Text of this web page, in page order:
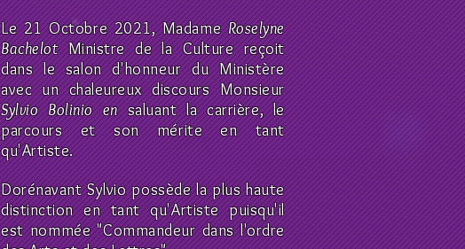
Le 21 Octobre 2021, MadameRoselyne
BachelotMinistre de la Culture reçoit
dans le salon d'honneur du Ministère
avec un chaleureux discours Monsieur
Sylvio Bolinio ensaluant la carrière, le
parcours et son mérite en tant
qu'Artiste.
Dorénavant Sylvio possède la plus haute
distinction en tant qu'Artiste puisqu'il
est nommée "Commandeur dans l'ordre